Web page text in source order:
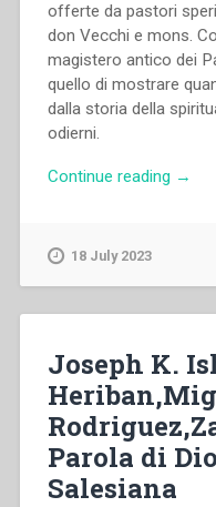
offerte da pastori
don Vecchi e mons.
magistero antico dei
quello di mostrare
dalla storia della
odierni.
Continue reading “Aldo
del
Luigi
–
→
18 July 2023
Joseph K.
Parola di
Salesiana